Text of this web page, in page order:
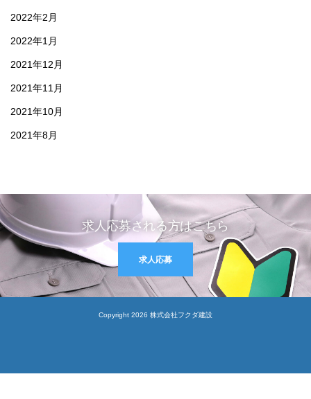
2022年2月
2022年1月
2021年12月
2021年11月
2021年10月
2021年8月
求人応募される方はこちら
求人応募
Copyright 2026 株式会社フクダ建設